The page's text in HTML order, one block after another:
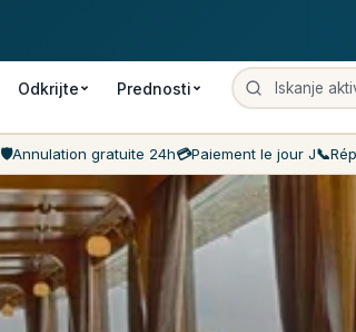
Odkrijte Prednosti
🛡️Annulation gratuite 24h💳Paiement le jour J📞